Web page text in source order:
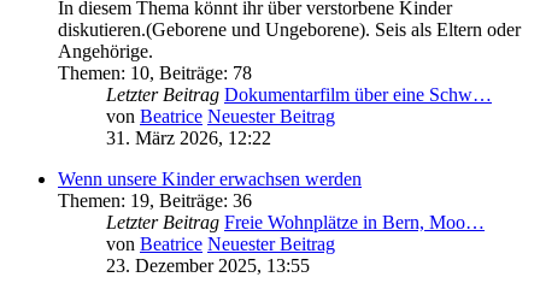
In diesem Thema könnt ihr über verstorbene Kinder
diskutieren.(Geborene und Ungeborene). Seis als Eltern oder
Angehörige.
Themen: 10, Beiträge: 78
Letzter Beitrag Dokumentarfilm über eine Schw…
von Beatrice Neuester Beitrag
31. März 2026, 12:22
Wenn unsere Kinder erwachsen werden
Themen: 19, Beiträge: 36
Letzter Beitrag Freie Wohnplätze in Bern, Moo…
von Beatrice Neuester Beitrag
23. Dezember 2025, 13:55